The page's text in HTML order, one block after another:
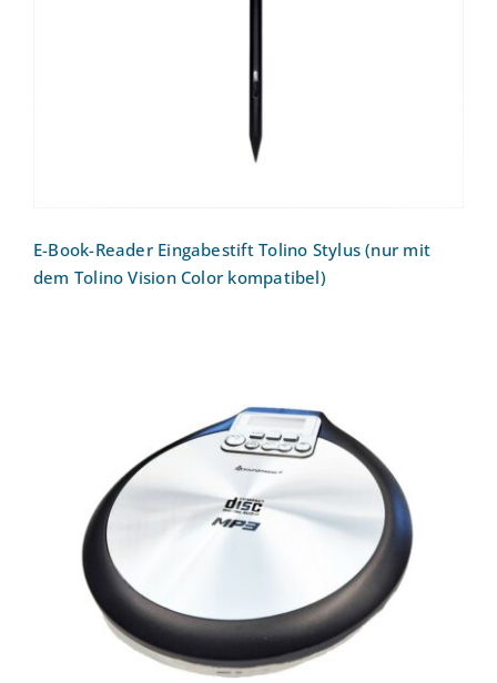
E-Book-Reader Eingabestift Tolino Stylus (nur mit
dem Tolino Vision Color kompatibel)
CD-MP3-Player soundmaster